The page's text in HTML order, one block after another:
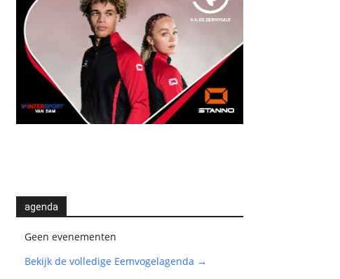
agenda
Geen evenementen
Bekijk de volledige Eemvogelagenda →